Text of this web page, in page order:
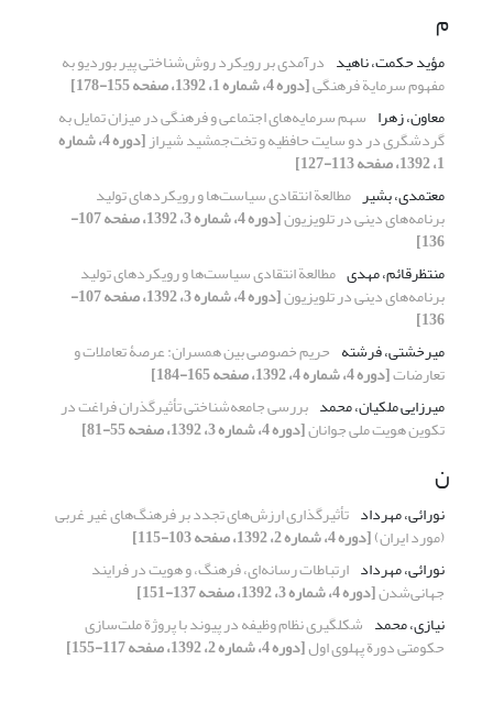
م
مؤید حکمت، ناهید درآمدی بر رویکرد روش‌شناختی پیر بوردیو به
مفهوم سرمایة فرهنگی[دوره 4، شماره 1، 1392، صفحه 155-178]
معاون، زهرا سهم سرمایه‌های اجتماعی و فرهنگی در میزان تمایل به
گردشگری در دو سایت حافظیه و تخت‌جمشید شیراز [دوره 4، شماره
1، 1392، صفحه 113-127]
معتمدی، بشیر مطالعة انتقادی سیاست‌ها و رویکردهای تولید
برنامه‌های دینی در تلویزیون [دوره 4، شماره 3، 1392، صفحه 107-
136]
منتظرقائم، مهدی مطالعة انتقادی سیاست‌ها و رویکردهای تولید
برنامه‌های دینی در تلویزیون [دوره 4، شماره 3، 1392، صفحه 107-
136]
میرخشتی، فرشته حریم خصوصی بین همسران: عرصۀ ‌‌تعاملات و
تعارضات[دوره 4، شماره 4، 1392، صفحه 165-184]
میرزایی ملکیان، محمد بررسی جامعه‌شناختی تأثیرگذران فراغت در
تکوین هویت ملی جوانان[دوره 4، شماره 3، 1392، صفحه 55-81]
ن
نورائی، مهرداد تأثیرگذاری ارزش‌های تجدد بر فرهنگ‌های غیر غربی
(مورد ایران)[دوره 4، شماره 2، 1392، صفحه 103-115]
نورائی، مهرداد ارتباطات رسانه‌ای، فرهنگ، و هویت در فرایند
جهانی‌شدن[دوره 4، شماره 3، 1392، صفحه 137-151]
نیازی، محمد شکل‏گیری نظام وظیفه در پیوند با پروژة ملت‌سازی
حکومتی دورة پهلوی اول[دوره 4، شماره 2، 1392، صفحه 117-155]